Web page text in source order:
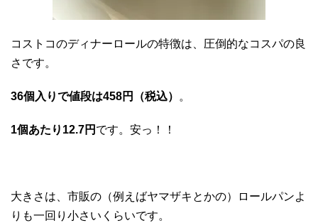
コストコのディナーロールの特徴は、圧倒的なコスパの良
さです。
36個入りで値段は458円（税込） 。
1個あたり12.7円 です。安っ！！
大きさは、市販の（例えばヤマザキとかの）ロールパンよ
りも一回り小さいくらいです。